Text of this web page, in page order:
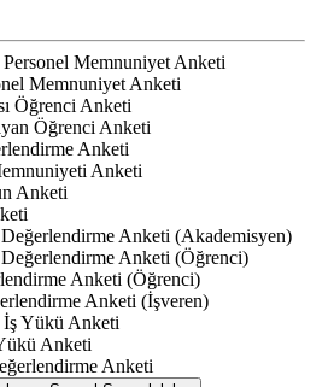
Memnuniyet Anketi
Memnuniyet Anketi
Öğrenci Anketi
Öğrenci Anketi
Anketi
Anketi
Anketi
Değerlendirme Anketi (Akademisyen)
Değerlendirme Anketi (Öğrenci)
Anketi (Öğrenci)
Anketi (İşveren)
Yükü Anketi
Anketi
Anketi